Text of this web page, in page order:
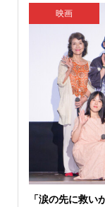
映画
「涙の先に救